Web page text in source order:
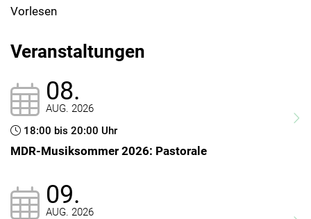
Vorlesen
Veranstaltungen
08.
AUG. 2026
18:00 bis 20:00 Uhr
MDR-Musiksommer 2026: Pastorale
09.
AUG. 2026